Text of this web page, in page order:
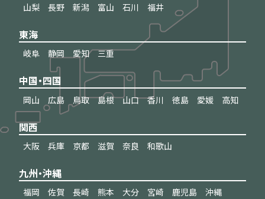
山梨 長野 新潟 富山 石川 福井
東海
岐阜 静岡 愛知 三重
中国・四国
岡山 広島 鳥取 島根 山口 香川 徳島 愛媛 高知
関西
大阪 兵庫 京都 滋賀 奈良 和歌山
九州・沖縄
福岡 佐賀 長崎 熊本 大分 宮崎 鹿児島 沖縄